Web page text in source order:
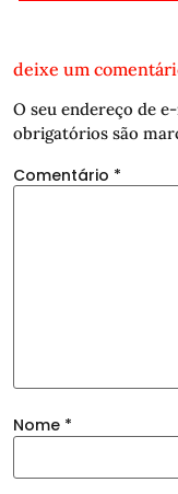
deixe um
O seu endereço de
obrigatórios são
Comentário *
Nome *